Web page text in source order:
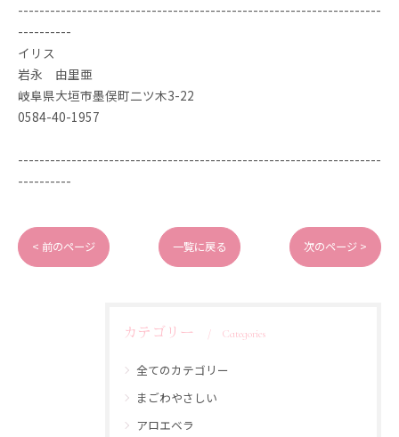
--------------------------------------------------------------------
----------
イリス
岩永 由里亜
岐阜県大垣市墨俣町二ツ木3-22
0584-40-1957
--------------------------------------------------------------------
----------
< 前のページ 一覧に戻る 次のページ >
カテゴリー Categories
全てのカテゴリー
まごわやさしい
アロエベラ